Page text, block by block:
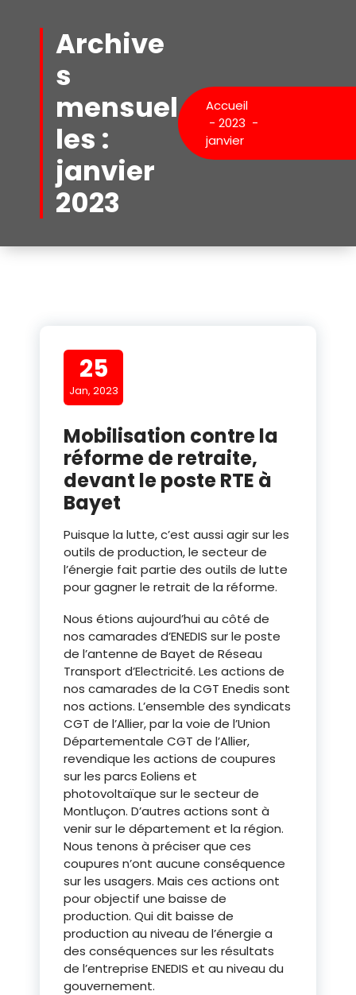
Archive
s
mensuel
les :
janvier
2023
Accueil
- 2023 -
janvier
25
Jan, 2023
Mobilisation contre la
réforme de retraite,
devant le poste RTE à
Bayet
Puisque la lutte, c’est aussi agir sur les
outils de production, le secteur de
l’énergie fait partie des outils de lutte
pour gagner le retrait de la réforme.
Nous étions aujourd’hui au côté de
nos camarades d’ENEDIS sur le poste
de l’antenne de Bayet de Réseau
Transport d’Electricité. Les actions de
nos camarades de la CGT Enedis sont
nos actions. L’ensemble des syndicats
CGT de l’Allier, par la voie de l’Union
Départementale CGT de l’Allier,
revendique les actions de coupures
sur les parcs Eoliens et
photovoltaïque sur le secteur de
Montluçon. D’autres actions sont à
venir sur le département et la région.
Nous tenons à préciser que ces
coupures n’ont aucune conséquence
sur les usagers. Mais ces actions ont
pour objectif une baisse de
production. Qui dit baisse de
production au niveau de l’énergie a
des conséquences sur les résultats
de l’entreprise ENEDIS et au niveau du
gouvernement.